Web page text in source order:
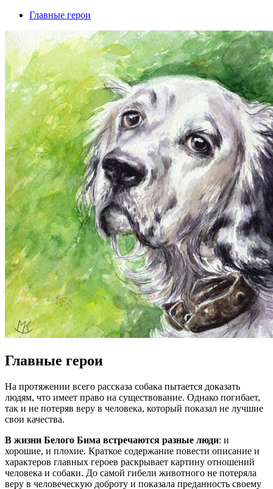
Главные герои
Главные герои
На протяжении всего рассказа собака пытается доказать
людям, что имеет право на существование. Однако погибает,
так и не потеряв веру в человека, который показал не лучшие
свои качества.
В жизни Белого Бима встречаются разные люди: и
хорошие, и плохие. Краткое содержание повести описание и
характеров главных героев раскрывает картину отношений
человека и собаки. До самой гибели животного не потеряла
веру в человеческую доброту и показала преданность своему